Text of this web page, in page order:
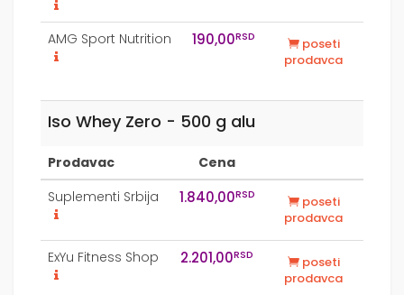
AMG Sport Nutrition 190,00RSD
poseti
prodavca
Iso Whey Zero - 500 g alu
Prodavac
Cena
Suplementi Srbija
1.840,00RSD
poseti
prodavca
ExYu Fitness Shop 2.201,00RSD
poseti
prodavca